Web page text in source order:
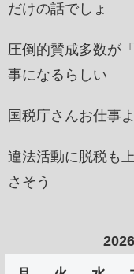
だけの話でしょ
圧倒的賛成多数が
事になるらしい
国税庁さんお仕事
違法活動に脱税も
さそう